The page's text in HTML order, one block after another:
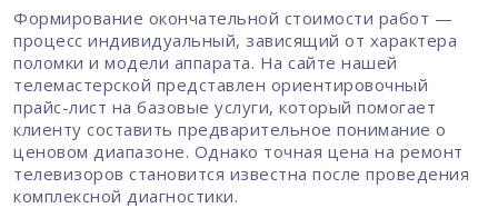
Формирование окончательной стоимости работ —
процесс индивидуальный, зависящий от характера
поломки и модели аппарата. На сайте нашей
телемастерской представлен ориентировочный
прайс-лист на базовые услуги, который помогает
клиенту составить предварительное понимание о
ценовом диапазоне. Однако точная цена на ремонт
телевизоров становится известна после проведения
комплексной диагностики.